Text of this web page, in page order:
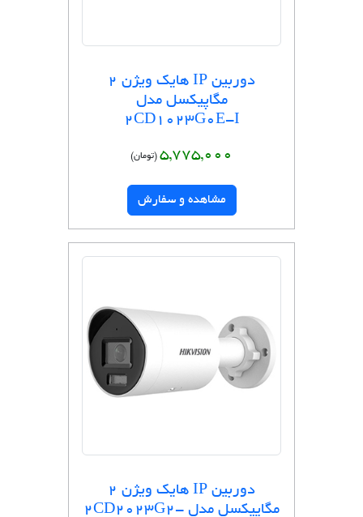
دوربین IP هایک ویژن 2
مگاپیکسل مدل
2CD1023G0E-I
5,775,000 (تومان)
مشاهده و سفارش
دوربین IP هایک ویژن 2
مگاپیکسل مدل 2CD2023G2-